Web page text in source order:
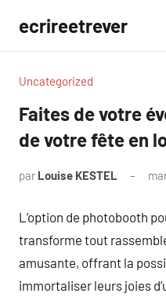
contenu
ecrireetrever
Uncategorized
Faites de votre
de votre fête en
par Louise KESTEL
L’option de photobooth
transforme tout
amusante, offrant la
immortaliser leurs joies